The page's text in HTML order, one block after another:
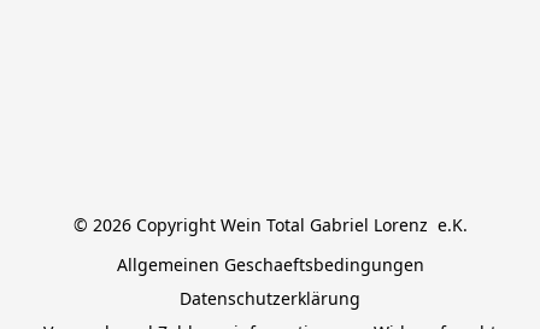
© 2026 Copyright Wein Total Gabriel Lorenz  e.K.
Allgemeinen Geschaeftsbedingungen
Datenschutzerklärung